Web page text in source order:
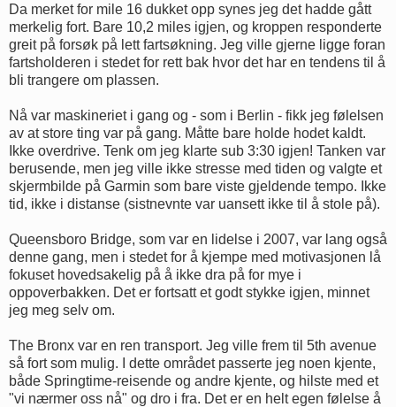
Da merket for mile 16 dukket opp synes jeg det hadde gått
merkelig fort. Bare 10,2 miles igjen, og kroppen responderte
greit på forsøk på lett fartsøkning. Jeg ville gjerne ligge foran
fartsholderen i stedet for rett bak hvor det har en tendens til å
bli trangere om plassen.
Nå var maskineriet i gang og - som i Berlin - fikk jeg følelsen
av at store ting var på gang. Måtte bare holde hodet kaldt.
Ikke overdrive. Tenk om jeg klarte sub 3:30 igjen! Tanken var
berusende, men jeg ville ikke stresse med tiden og valgte et
skjermbilde på Garmin som bare viste gjeldende tempo. Ikke
tid, ikke i distanse (sistnevnte var uansett ikke til å stole på).
Queensboro Bridge, som var en lidelse i 2007, var lang også
denne gang, men i stedet for å kjempe med motivasjonen lå
fokuset hovedsakelig på å ikke dra på for mye i
oppoverbakken. Det er fortsatt et godt stykke igjen, minnet
jeg meg selv om.
The Bronx var en ren transport. Jeg ville frem til 5th avenue
så fort som mulig. I dette området passerte jeg noen kjente,
både Springtime-reisende og andre kjente, og hilste med et
"vi nærmer oss nå" og dro i fra. Det er en helt egen følelse å